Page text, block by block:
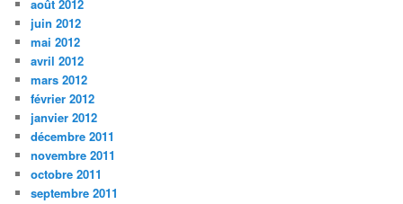
août 2012
juin 2012
mai 2012
avril 2012
mars 2012
février 2012
janvier 2012
décembre 2011
novembre 2011
octobre 2011
septembre 2011